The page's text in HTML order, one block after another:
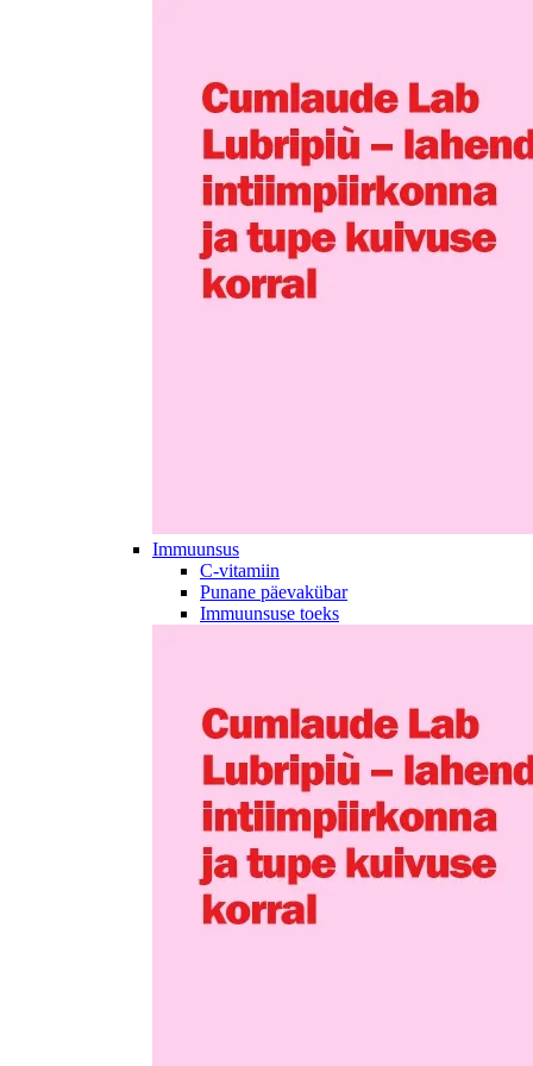
Immuunsus
C-vitamiin
Punane päevakübar
Immuunsuse toeks